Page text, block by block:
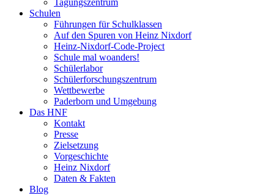
Tagungszentrum
Schulen
Führungen für Schulklassen
Auf den Spuren von Heinz Nixdorf
Heinz-Nixdorf-Code-Project
Schule mal woanders!
Schülerlabor
Schülerforschungszentrum
Wettbewerbe
Paderborn und Umgebung
Das HNF
Kontakt
Presse
Zielsetzung
Vorgeschichte
Heinz Nixdorf
Daten & Fakten
Blog